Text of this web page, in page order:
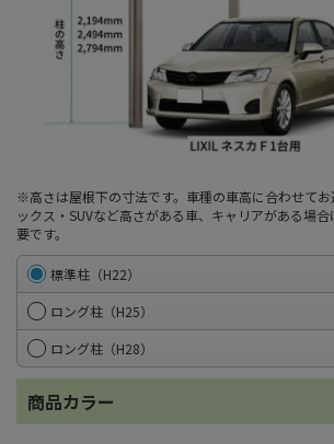
※高さは屋根下の寸法です。車種の車高に合わせて
ックス・SUVなど高さがある車、キャリアがある場
要です。
標準柱（H22）
ロング柱（H25）
ロング柱（H28）
商品カラー